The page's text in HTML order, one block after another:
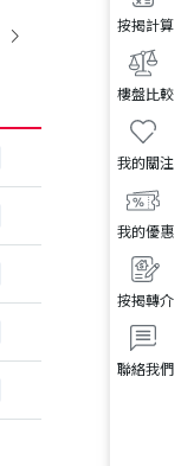
聯絡我們
按揭轉介
我的優惠
我的關注
樓盤比較
按揭計算